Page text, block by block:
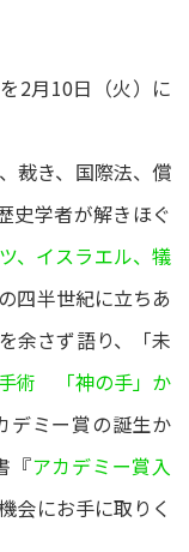
2月10日（火）に
裁き、国際法、償
史学者が解きほぐ
、イスラエル、犠
四半世紀に立ちあ
余さず語り、「未
術 「神の手」か
デミー賞の誕生か
『アカデミー賞入
会にお手に取りく